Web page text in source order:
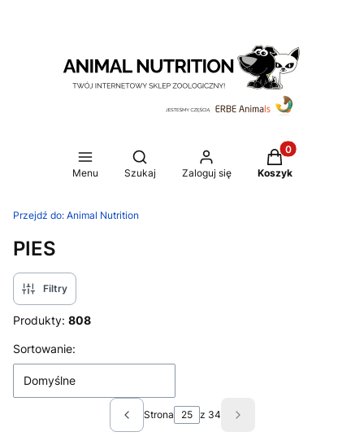
Menu
Otwórz wyszukiwarkę
Szukaj Zaloguj się
Produkty w
Koszyk
Przejdź do: Animal Nutrition
PIES
Filtry
Produkty: 808
Lista produktów
Sortowanie:
Domyślne
Poprzednie produkty
Strona z 34 Następne produkty